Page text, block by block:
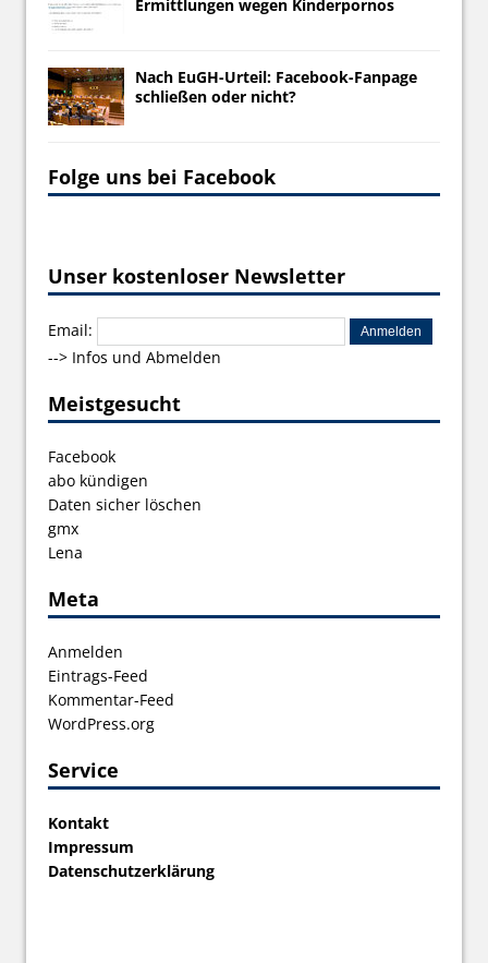
Ermittlungen wegen Kinderpornos
Nach EuGH-Urteil: Facebook-Fanpage
schließen oder nicht?
Folge uns bei Facebook
Unser kostenloser Newsletter
Email:
--> Infos und Abmelden
Meistgesucht
Facebook
abo kündigen
Daten sicher löschen
gmx
Lena
Meta
Anmelden
Eintrags-Feed
Kommentar-Feed
WordPress.org
Service
Kontakt
Impressum
Datenschutzerklärung